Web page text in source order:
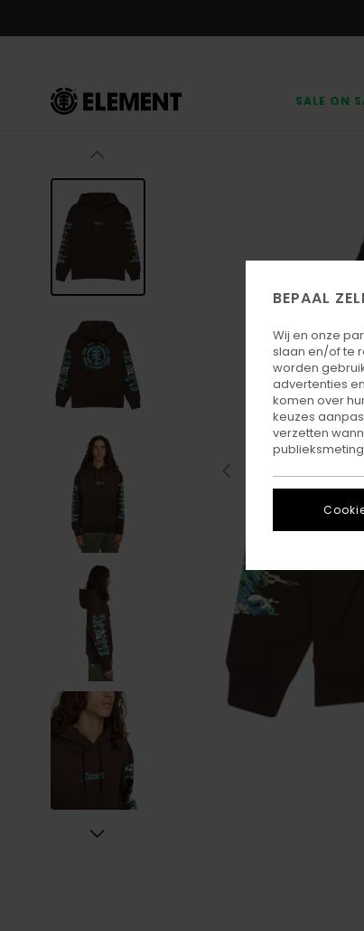
Productinformatie
SALE ON
BEPAAL
Wij en onze
slaan en/of te
worden
advertenties
komen over
keuzes
verzetten